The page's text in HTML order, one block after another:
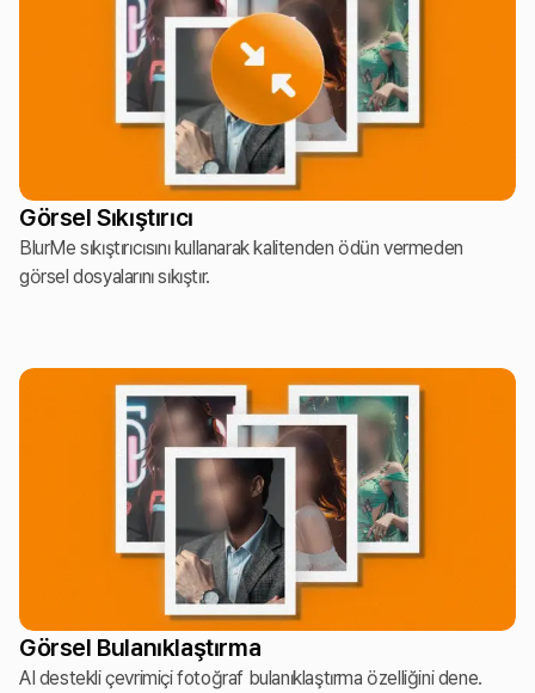
Görsel Sıkıştırıcı
BlurMe sıkıştırıcısını kullanarak kalitenden ödün vermeden
görsel dosyalarını sıkıştır.
Görsel Bulanıklaştırma
AI destekli çevrimiçi fotoğraf bulanıklaştırma özelliğini dene.